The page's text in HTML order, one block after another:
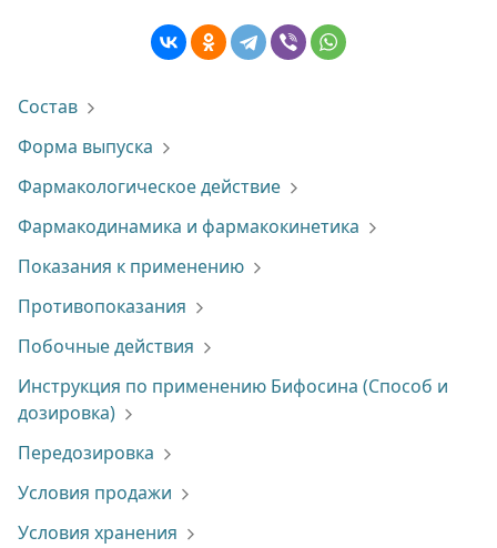
Состав
Форма выпуска
Фармакологическое действие
Фармакодинамика и фармакокинетика
Показания к применению
Противопоказания
Побочные действия
Инструкция по применению Бифосина (Способ и
дозировка)
Передозировка
Условия продажи
Условия хранения